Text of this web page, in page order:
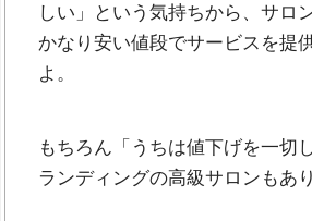
しい」という気持ちから、サロ
かなり安い値段でサービスを提
よ。
もちろん「うちは値下げを一切
ランディングの高級サロンもあ